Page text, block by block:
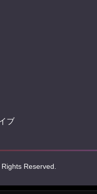
ブ
Reserved.